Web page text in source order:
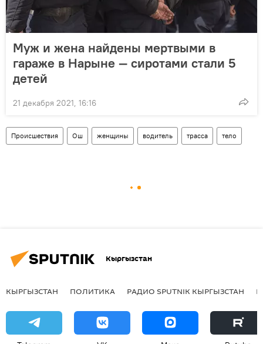
Муж и жена найдены мертвыми в
гараже в Нарыне — сиротами стали 5
детей
21 декабря 2021, 16:16
Происшествия Ош женщины водитель трасса тело
Кыргызстан
КЫРГЫЗСТАН ПОЛИТИКА РАДИО SPUTNIK КЫРГЫЗСТАН